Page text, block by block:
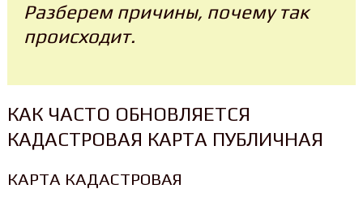
Разберем причины, почему так
происходит.
КАК ЧАСТО ОБНОВЛЯЕТСЯ
КАДАСТРОВАЯ КАРТА ПУБЛИЧНАЯ
КАРТА КАДАСТРОВАЯ